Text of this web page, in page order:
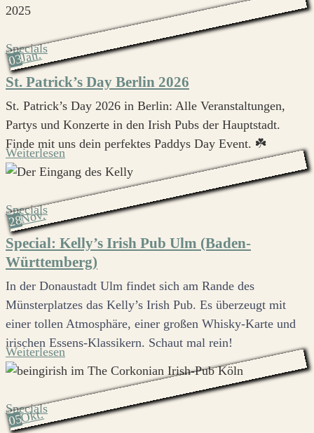
03Jan.
Specials
St. Patrick’s Day Berlin 2026
St. Patrick’s Day 2026 in Berlin: Alle Veranstaltungen,
Partys und Konzerte in den Irish Pubs der Hauptstadt.
Finde mit uns dein perfektes Paddys Day Event. ☘️
Weiterlesen
28Nov.
Specials
Special: Kelly’s Irish Pub Ulm (Baden-
Württemberg)
In der Donaustadt Ulm findet sich am Rande des
Münsterplatzes das Kelly’s Irish Pub. Es überzeugt mit
einer tollen Atmosphäre, einer großen Whisky-Karte und
irischen Essens-Klassikern. Schaut mal rein!
Weiterlesen
05Okt.
Specials